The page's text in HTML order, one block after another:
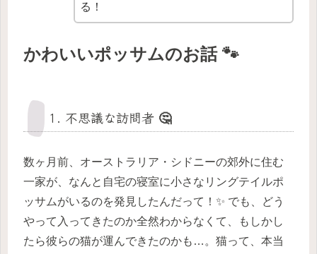
る！
かわいいポッサムのお話 🐾
1. 不思議な訪問者 🤔
数ヶ月前、オーストラリア・シドニーの郊外に住む
一家が、なんと自宅の寝室に小さなリングテイルポ
ッサムがいるのを発見したんだって！✨ でも、どう
やって入ってきたのか全然わからなくて、もしかし
たら彼らの猫が運んできたのかも…。猫って、本当